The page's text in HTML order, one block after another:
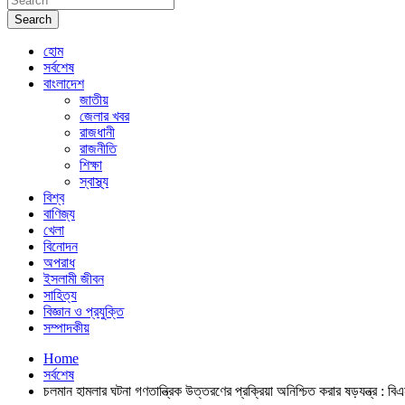
Search
হোম
সর্বশেষ
বাংলাদেশ
জাতীয়
জেলার খবর
রাজধানী
রাজনীতি
শিক্ষা
স্বাস্থ্য
বিশ্ব
বাণিজ্য
খেলা
বিনোদন
অপরাধ
ইসলামী জীবন
সাহিত্য
বিজ্ঞান ও প্রযুক্তি
সম্পাদকীয়
Home
সর্বশেষ
চলমান হামলার ঘটনা গণতান্ত্রিক উত্তরণের প্রক্রিয়া অনিশ্চিত করার ষড়যন্ত্র :